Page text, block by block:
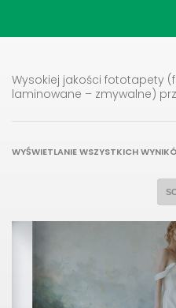
Wysokiej jakości fototapety
laminowane – zmywalne)
WYŚWIETLANIE WSZYSTKICH